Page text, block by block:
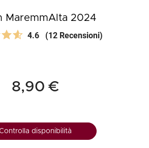
MaremmAlta 2024
4.6 (12 Recensioni)
8,90 €
disponibilità